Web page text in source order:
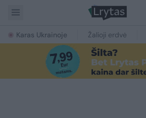
Karas Ukrainoje Žalioji erdvė